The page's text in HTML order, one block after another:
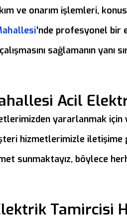
ve onarım işlemleri,
'nde profesyonel bir
sağlamanın yanı
Acil
yararlanmak
hizmetlerimizle
sunmaktayız, böylece
Tamircisi